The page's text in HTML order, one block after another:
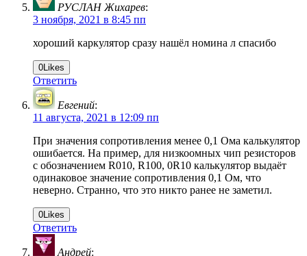
РУСЛАН Жихарев:
3 ноября, 2021 в 8:45 пп
хороший каркулятор сразу нашёл номина л спасибо
0Likes
Ответить
Евгений:
11 августа, 2021 в 12:09 пп
При значения сопротивления менее 0,1 Ома калькулятор
ошибается. На пример, для низкоомных чип резисторов
с обозначением R010, R100, 0R10 калькулятор выдаёт
одинаковое значение сопротивления 0,1 Oм, что
неверно. Странно, что это никто ранее не заметил.
0Likes
Ответить
Андрей: